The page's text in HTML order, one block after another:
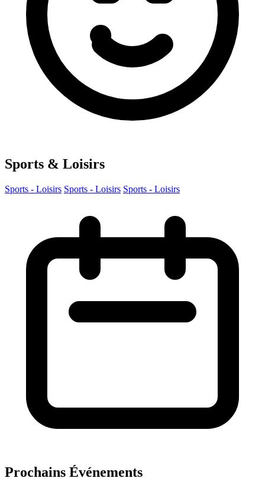
Sports & Loisirs
Sports - Loisirs Sports - Loisirs Sports - Loisirs
Prochains Événements